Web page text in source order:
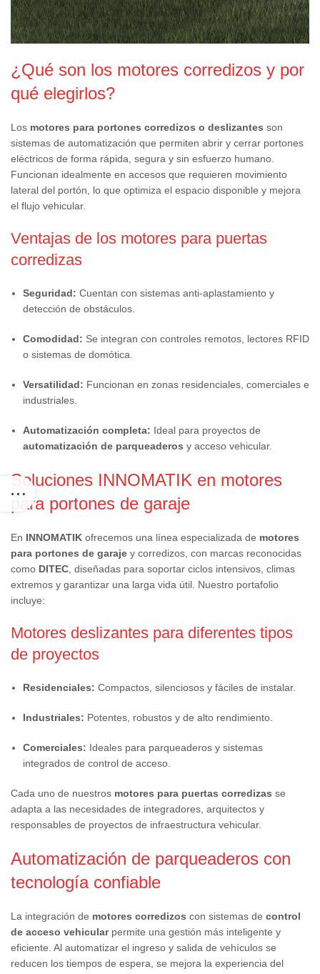
¿Qué son los motores corredizos y por
qué elegirlos?
Los motores para portones corredizos o deslizantes son
sistemas de automatización que permiten abrir y cerrar portones
eléctricos de forma rápida, segura y sin esfuerzo humano.
Funcionan idealmente en accesos que requieren movimiento
lateral del portón, lo que optimiza el espacio disponible y mejora
el flujo vehicular.
Ventajas de los motores para puertas
corredizas
Seguridad: Cuentan con sistemas anti-aplastamiento y
detección de obstáculos.
Comodidad: Se integran con controles remotos, lectores RFID
o sistemas de domótica.
Versatilidad: Funcionan en zonas residenciales, comerciales e
industriales.
Automatización completa: Ideal para proyectos de
automatización de parqueaderos y acceso vehicular.
Soluciones INNOMATIK en motores
para portones de garaje
En INNOMATIK ofrecemos una línea especializada de motores
para portones de garaje y corredizos, con marcas reconocidas
como DITEC , diseñadas para soportar ciclos intensivos, climas
extremos y garantizar una larga vida útil. Nuestro portafolio
incluye:
Motores deslizantes para diferentes tipos
de proyectos
Residenciales: Compactos, silenciosos y fáciles de instalar.
Industriales: Potentes, robustos y de alto rendimiento.
Comerciales: Ideales para parqueaderos y sistemas
integrados de control de acceso.
Cada uno de nuestros motores para puertas corredizas se
adapta a las necesidades de integradores, arquitectos y
responsables de proyectos de infraestructura vehicular.
Automatización de parqueaderos con
tecnología confiable
La integración de motores corredizos con sistemas de control
de acceso vehicularpermite una gestión más inteligente y
eficiente. Al automatizar el ingreso y salida de vehículos se
reducen los tiempos de espera, se mejora la experiencia del